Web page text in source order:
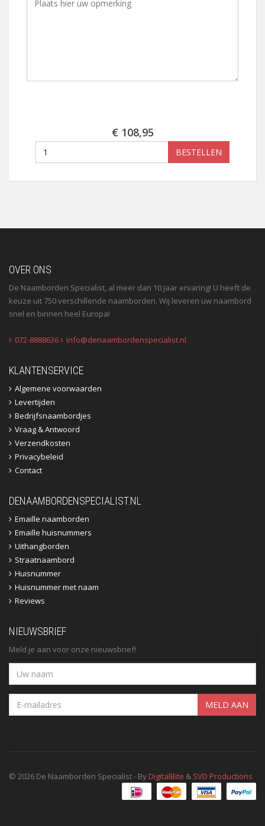
€ 108,95
BESTELLEN
OVER ONS
De Naamborden Specialist, al meer dan 10 jaar ervaring! U heeft de
keuze uit 750 verschillende naamborden. Wij leveren uw naambord
snel en binnen heel Europa!
072-8888636 info@denaambordenspecialist.nl
KLANTENSERVICE
Algemene voorwaarden
Levertijden
Bedrijfsnaambordjes
Vraag & Antwoord
Verzendkosten
Privacybeleid
Contact
DENAAMBORDENSPECIALIST.NL
Emaille naamborden
Emaille huisnummers
Uithangborden
Straatnaambord
Huisnummer
Huisnummer met naam
Reviews
NIEUWSBRIEF
Meld je aan voor onze nieuwsbrief!
MELD AAN
© 2026 De Naamborden Specialist - ByDigitalBite & SVD Productions